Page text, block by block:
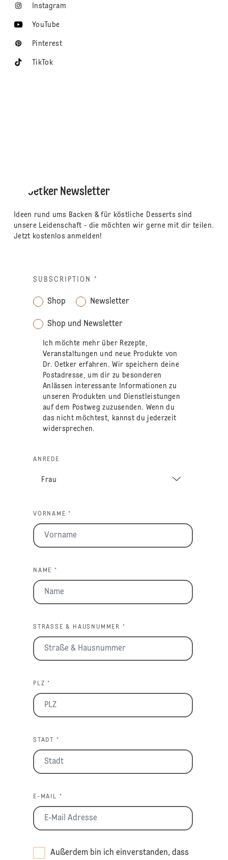
Instagram
YouTube
Pinterest
TikTok
Dr. Oetker Newsletter
Ideen rund ums Backen & für köstliche Desserts sind
unsere Leidenschaft - die möchten wir gerne mit dir teilen.
Jetzt kostenlos anmelden!
SUBSCRIPTION *
Shop Newsletter
Shop und Newsletter
Ich möchte mehr über Rezepte,
Veranstaltungen und neue Produkte von
Dr. Oetker erfahren. Wir speichern deine
Postadresse, um dir zu besonderen
Anlässen interessante Informationen zu
unseren Produkten und Dienstleistungen
auf dem Postweg zuzusenden. Wenn du
das nicht möchtest, kannst du jederzeit
widersprechen.
ANREDE
VORNAME *
NAME *
STRASSE & HAUSNUMMER *
PLZ *
STADT *
E-MAIL *
Außerdem bin ich einverstanden, dass